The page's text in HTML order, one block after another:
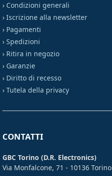
› Condizioni generali
› Iscrizione alla newsletter
› Pagamenti
› Spedizioni
› Ritira in negozio
› Garanzie
› Diritto di recesso
› Tutela della privacy
CONTATTI
GBC Torino (D.R. Electronics)
Via Monfalcone, 71 - 10136 Torino